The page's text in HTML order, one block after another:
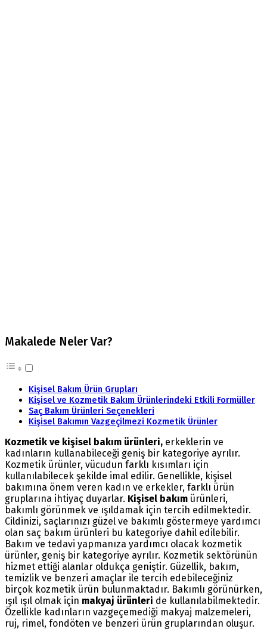
Makalede Neler Var?
Kişisel Bakım Ürün Grupları
Kişisel ve Kozmetik Bakım Ürünlerindeki Etkili Formüller
Saç Bakım Ürünleri Seçenekleri
Kişisel Bakımın Vazgeçilmezi Kozmetik Ürünler
Kozmetik ve kişisel bakım ürünleri, erkeklerin ve
kadınların kullanabileceği geniş bir kategoriye ayrılır.
Kozmetik ürünler, vücudun farklı kısımları için
kullanılabilecek şekilde imal edilir. Genellikle, kişisel
bakımına önem veren kadın ve erkekler, farklı ürün
gruplarına ihtiyaç duyarlar. Kişisel bakım ürünleri,
bakımlı görünmek ve ışıldamak için tercih edilmektedir.
Cildinizi, saçlarınızı güzel ve bakımlı göstermeye yardımcı
olan saç bakım ürünleri bu kategoriye dahil edilebilir.
Bakım ve tedavi yapmanıza yardımcı olacak kozmetik
ürünler, geniş bir kategoriye ayrılır. Kozmetik sektörünün
hizmet ettiği alanlar oldukça geniştir. Güzellik, bakım,
temizlik ve benzeri amaçlar ile tercih edebileceğiniz
birçok kozmetik ürün bulunmaktadır. Bakımlı görünürken,
ışıl ışıl olmak için makyaj ürünleri de kullanılabilmektedir.
Özellikle kadınların vazgeçemediği makyaj malzemeleri,
ruj, rimel, fondöten ve benzeri ürün gruplarından oluşur.